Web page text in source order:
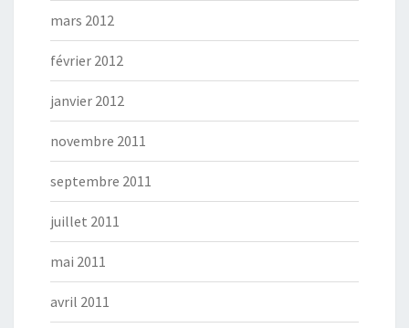
mars 2012
février 2012
janvier 2012
novembre 2011
septembre 2011
juillet 2011
mai 2011
avril 2011